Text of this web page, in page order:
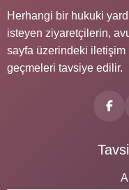
Herhangi bir hukuki
isteyen ziyaretçilerin,
sayfa üzerindeki
geçmeleri tavsiye edilir.